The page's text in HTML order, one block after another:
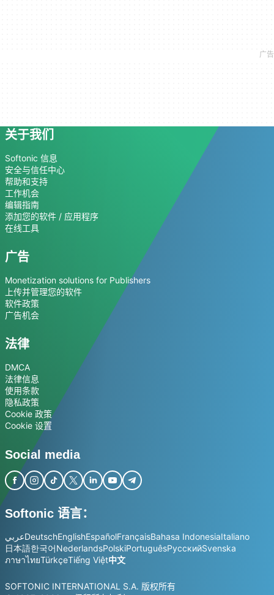
关于我们
Softonic 信息
安全与信任中心
帮助和支持
工作机会
编辑指南
添加您的软件 / 应用程序
在线工具
广告
Monetization solutions for Publishers
上传并管理您的软件
软件政策
广告机会
法律
DMCA
法律信息
使用条款
隐私政策
Cookie 政策
Cookie 设置
Social media
Softonic 语言：
عربيDeutschEnglishEspañolFrançaisBahasa IndonesiaItaliano
日本語한국어NederlandsPolskiPortuguêsРусскийSvenska
ภาษาไทยTürkçeTiếng Việt中文
SOFTONIC INTERNATIONAL S.A. 版权所有